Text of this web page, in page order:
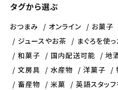
タグから選ぶ
おつまみ オンライン
お菓子
ジュースやお茶
まぐろを使
和菓子
国内配送可能 地
文房具
水産物 洋菓子
畜産物
米菓 英語スタッフ